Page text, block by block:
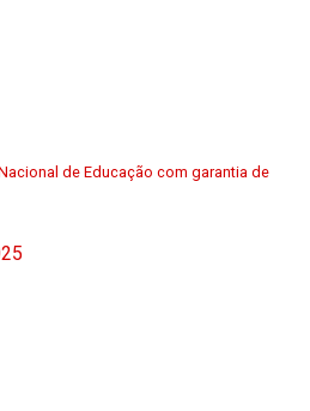
de Educação com garantia de